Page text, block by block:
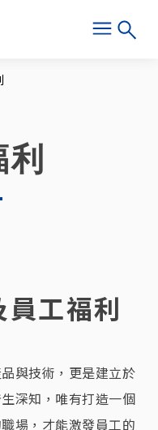
利
工福利
與技術，更是建立於
深知，唯有打造一個
場，才能激發員工的